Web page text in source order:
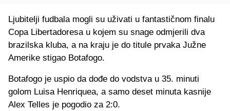
Ljubitelji fudbala mogli su uživati u fantastičnom finalu
Copa Libertadoresa u kojem su snage odmjerili dva
brazilska kluba, a na kraju je do titule prvaka Južne
Amerike stigao Botafogo.
Botafogo je uspio da dođe do vodstva u 35. minuti
golom Luisa Henriquea, a samo deset minuta kasnije
Alex Telles je pogodio za 2:0.